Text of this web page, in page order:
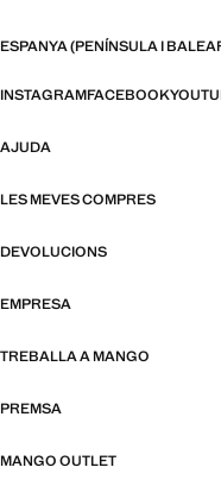
ESPANYA (PENÍNSULA I
INSTAGRAMFACEBOOK
AJUDA
LES MEVES COMPRES
DEVOLUCIONS
EMPRESA
TREBALLA A MANGO
PREMSA
MANGO OUTLET